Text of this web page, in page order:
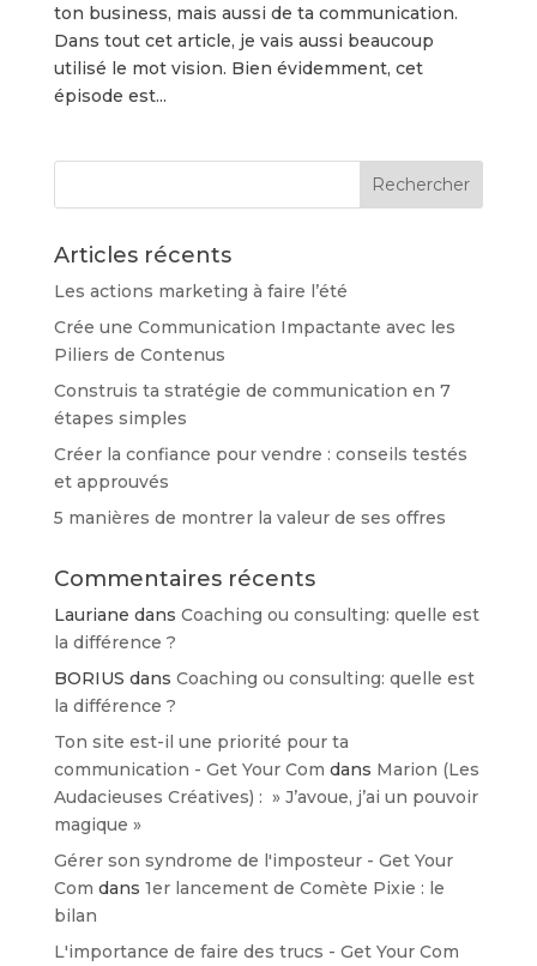
ton business, mais aussi de ta communication.
Dans tout cet article, je vais aussi beaucoup
utilisé le mot vision. Bien évidemment, cet
épisode est...
Articles récents
Les actions marketing à faire l’été
Crée une Communication Impactante avec les
Piliers de Contenus
Construis ta stratégie de communication en 7
étapes simples
Créer la confiance pour vendre : conseils testés
et approuvés
5 manières de montrer la valeur de ses offres
Commentaires récents
Lauriane dans Coaching ou consulting: quelle est
la différence ?
BORIUS dans Coaching ou consulting: quelle est
la différence ?
Ton site est-il une priorité pour ta
communication - Get Your Com dans Marion (Les
Audacieuses Créatives) : » J’avoue, j’ai un pouvoir
magique »
Gérer son syndrome de l'imposteur - Get Your
Com dans 1er lancement de Comète Pixie : le
bilan
L'importance de faire des trucs - Get Your Com